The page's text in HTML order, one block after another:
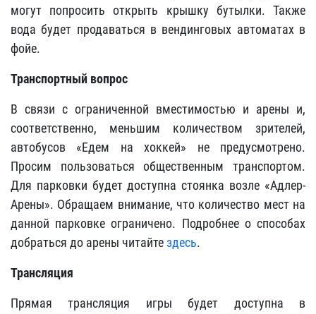
могут попросить открыть крышку бутылки. Также
вода будет продаваться в вендинговых автоматах в
фойе.
Транспортный вопрос
В связи с ограниченной вместимостью и арены и,
соответственно, меньшим количеством зрителей,
автобусов «Едем на хоккей» не предусмотрено.
Просим пользоваться общественным транспортом.
Для парковки будет доступна стоянка возле «Адлер-
Арены». Обращаем внимание, что количество мест на
данной парковке ограничено. Подробнее о способах
добраться до арены читайтездесь.
Трансляция
Прямая трансляция игры будет доступна в